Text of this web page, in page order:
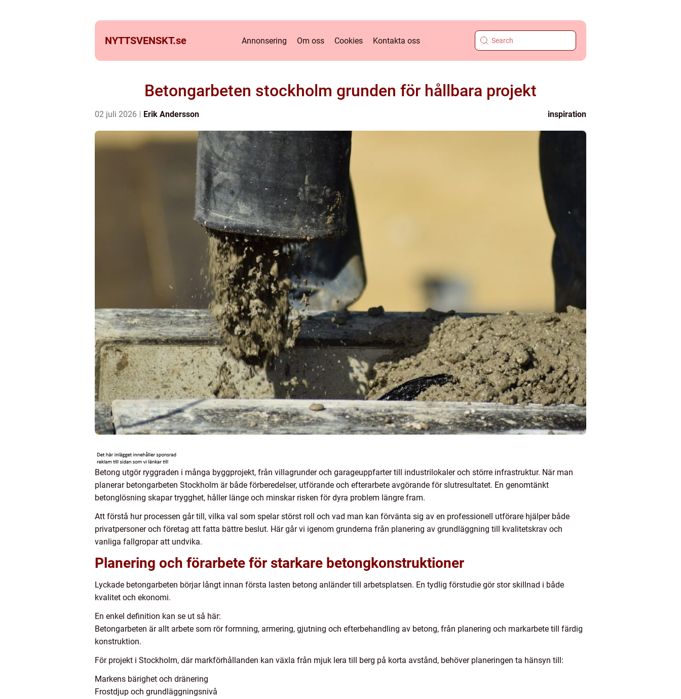
NYTTSVENSKT.se Annonsering Om oss Cookies Kontakta oss
Betongarbeten stockholm grunden för hållbara projekt
02 juli 2026 Erik Andersson inspiration
Betong utgör ryggraden i många byggprojekt, från villagrunder och garageuppfarter till industrilokaler och större infrastruktur. När man
planerar betongarbeten Stockholm är både förberedelser, utförande och efterarbete avgörande för slutresultatet. En genomtänkt
betonglösning skapar trygghet, håller länge och minskar risken för dyra problem längre fram.
Att förstå hur processen går till, vilka val som spelar störst roll och vad man kan förvänta sig av en professionell utförare hjälper både
privatpersoner och företag att fatta bättre beslut. Här går vi igenom grunderna från planering av grundläggning till kvalitetskrav och
vanliga fallgropar att undvika.
Planering och förarbete för starkare betongkonstruktioner
Lyckade betongarbeten börjar långt innan första lasten betong anländer till arbetsplatsen. En tydlig förstudie gör stor skillnad i både
kvalitet och ekonomi.
En enkel definition kan se ut så här:
Betongarbeten är allt arbete som rör formning, armering, gjutning och efterbehandling av betong, från planering och markarbete till färdig
konstruktion.
För projekt i Stockholm, där markförhållanden kan växla från mjuk lera till berg på korta avstånd, behöver planeringen ta hänsyn till:
Markens bärighet och dränering
Frostdjup och grundläggningsnivå